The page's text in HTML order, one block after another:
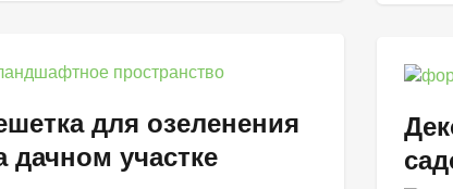
для озеленения
дачном участке